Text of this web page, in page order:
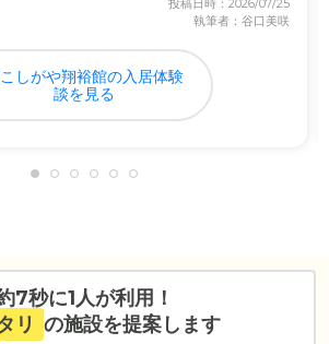
投稿日時：2026/07/25
執筆者：谷口美咲
しがや翔裕館の入居体験
談を見る
7秒に1人が利用！
リ の施設を提案します